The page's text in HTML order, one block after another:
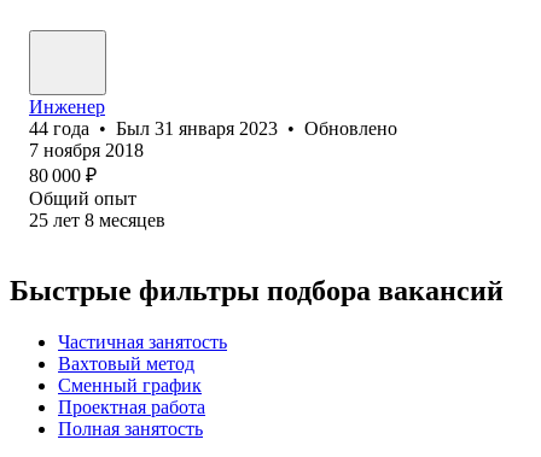
Инженер
44 года • Был 31 января 2023 • Обновлено
7 ноября 2018
80 000 ₽
Общий опыт
25 лет 8 месяцев
Быстрые фильтры подбора вакансий
Частичная занятость
Вахтовый метод
Сменный график
Проектная работа
Полная занятость